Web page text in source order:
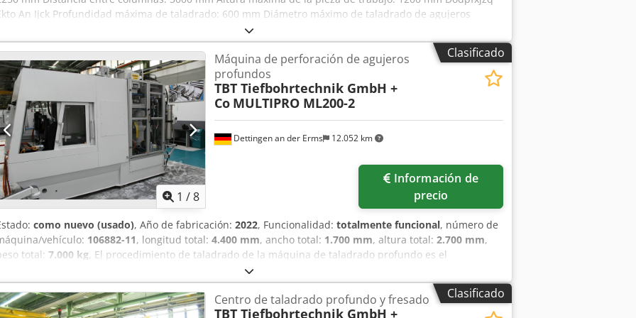
An Ijck Profundidad máxima de taladrado: 600 mm Diámetro máximo de taladrado de agujeros
35 mm Velocidad del husillo: 3500 RPM Potencia del husillo: 15 kW
Clasificado
1 /8
Dettingen an der Erms 12.052 km
Máquina de perforación de agujeros
profundos
TBT Tiefbohrtechnik GmbH +
Co MULTIPRO ML200-2
precio
como nuevo (usado), Año de fabricación: 2022, Funcionalidad: totalmente funcional, número de
vehículo: 106882-11, longitud total: 4.400 mm, ancho total: 1.700 mm, altura total: 2.700 mm,
total: 7.000 kg, El procedimiento de taladrado de la máquina de taladrado profundo es el
de taladrado de un solo labio (Einlippenbohrverfahren). Información de la unidad de
- Profundidad de taladrado: 200 mm - Diámetro de taladrado mín./máx.: 1-12 mm basado en ST
- Número de husillos: 2 - Distancia entre husillos: 200 mm - Accionamiento de husillo: 2 x 2,4/4,2 kW -
del husillo, variable continua: 1000 - 20000 rpm - Avance continuo: 10 - 25000 mm/min - Avance
Clasificado
Centro de taladrado profundo y fresado
TBT Tiefbohrtechnik GmbH +